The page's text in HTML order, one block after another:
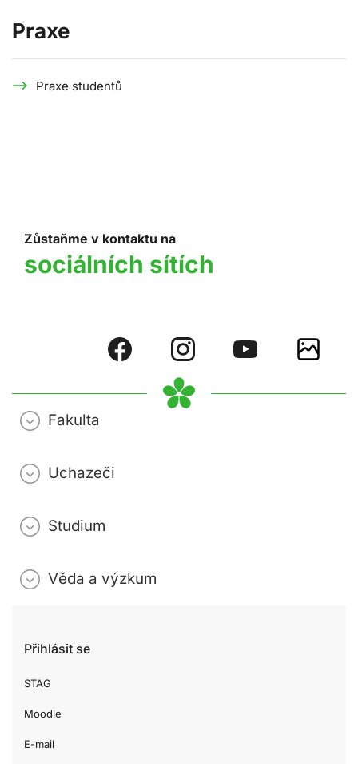
Praxe
Praxe studentů
Zůstaňme v kontaktu na
sociálních sítích
Fakulta
Uchazeči
Studium
Věda a výzkum
Přihlásit se
STAG
Moodle
E-mail